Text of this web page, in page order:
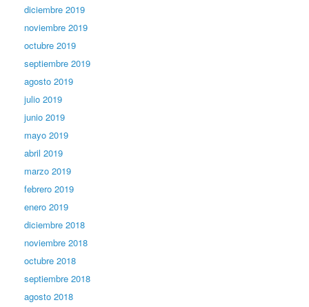
diciembre 2019
noviembre 2019
octubre 2019
septiembre 2019
agosto 2019
julio 2019
junio 2019
mayo 2019
abril 2019
marzo 2019
febrero 2019
enero 2019
diciembre 2018
noviembre 2018
octubre 2018
septiembre 2018
agosto 2018